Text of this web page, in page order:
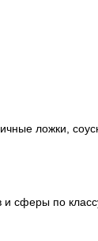
ложки,
сферы по